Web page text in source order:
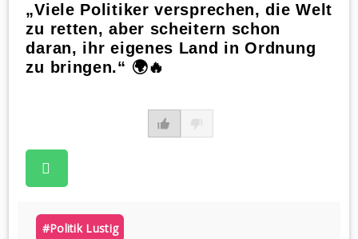
„Viele Politiker versprechen, die Welt
zu retten, aber scheitern schon
daran, ihr eigenes Land in Ordnung
zu bringen.“ 🌍🔥
#politik Lustig